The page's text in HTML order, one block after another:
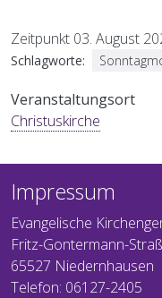
Zeitpunkt 03. August
Schlagworte
Veranstaltungsort
Christuskirche
Impressum
Evangelische
Fritz-Gontermann-
65527 Niedernhausen
Telefon: 06127-2405